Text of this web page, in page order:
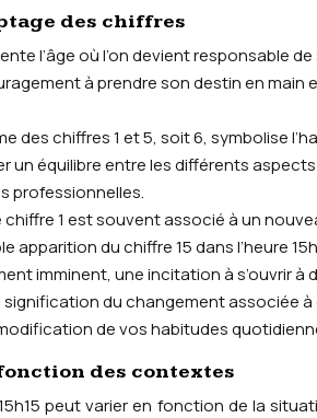
des chiffres
l’âge où l’on devient responsable
à prendre son destin en
des chiffres 1 et 5, soit 6, symbolise
un équilibre entre les différents
professionnelles.
chiffre 1 est souvent associé à un
apparition du chiffre 15 dans l’heure
imminent, une incitation à s’ouvrir à
du changement associée
de vos habitudes
des contextes
peut varier en fonction de la